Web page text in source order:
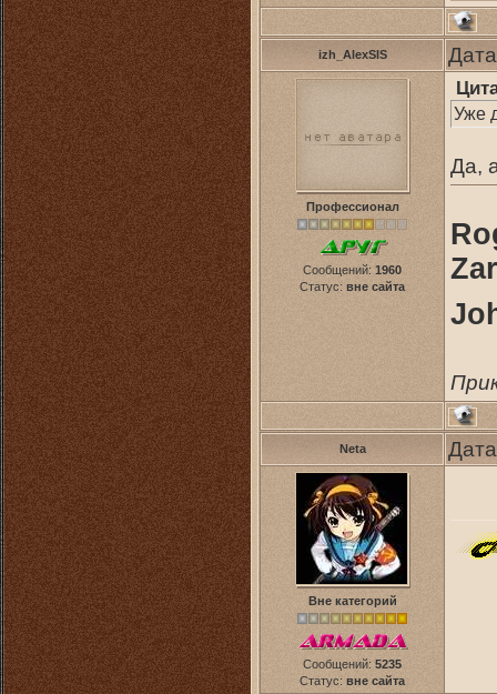
izh_AlexSIS
Профессионал
Сообщений: 1960
Статус: вне сайта
Уже
Да,
Neta
Вне категорий
Сообщений: 5235
Статус: вне сайта